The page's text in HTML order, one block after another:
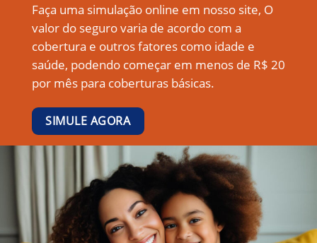
Faça uma simulação online em nosso site, O
valor do seguro varia de acordo com a
cobertura e outros fatores como idade e
saúde, podendo começar em menos de R$ 20
por mês para coberturas básicas.
SIMULE AGORA